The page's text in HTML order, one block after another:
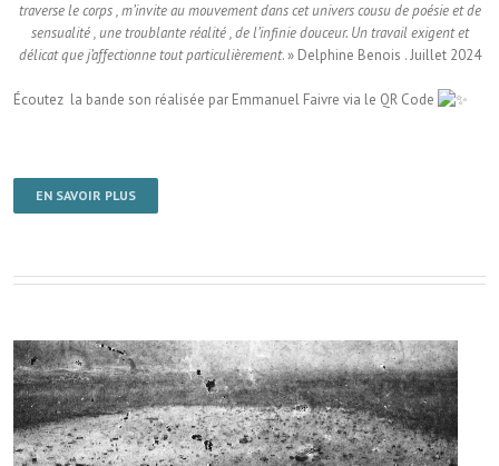
traverse le corps , m’invite au mouvement dans cet univers cousu de poésie et de
sensualité , une troublante réalité , de l’infinie douceur. Un travail exigent et
délicat que j’affectionne tout particulièrement. » Delphine Benois . Juillet 2024
Écoutez la bande son réalisée par Emmanuel Faivre via le QR Code
EN SAVOIR PLUS